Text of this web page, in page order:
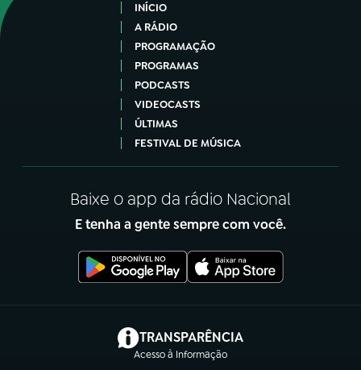
INÍCIO
A RÁDIO
PROGRAMAÇÃO
PROGRAMAS
PODCASTS
VIDEOCASTS
ÚLTIMAS
FESTIVAL DE MÚSICA
Baixe o app da rádio Nacional
E tenha a gente sempre com você.
TRANSPARÊNCIA
Acesso à Informação
(abre em nova aba)